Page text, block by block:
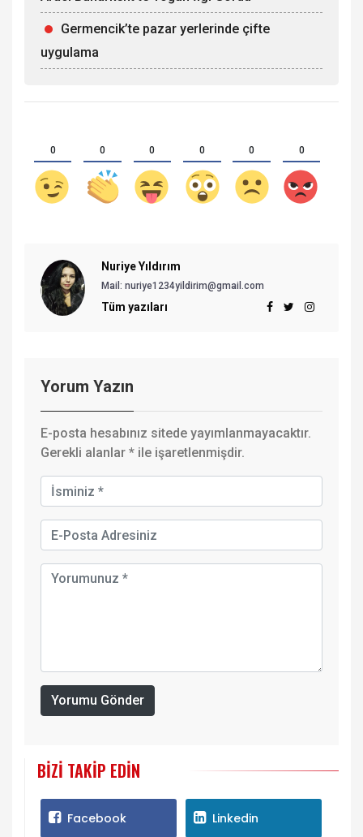
Germencik’te pazar yerlerinde çifte
uygulama
0 0 0 0 0 0
Nuriye Yıldırım
Mail: nuriye1234yildirim@gmail.com
Tüm yazıları
Yorum Yazın
E-posta hesabınız sitede yayımlanmayacaktır.
Gerekli alanlar * ile işaretlenmişdir.
Yorumu Gönder
BIZI TAKIP EDIN
Facebook Linkedin